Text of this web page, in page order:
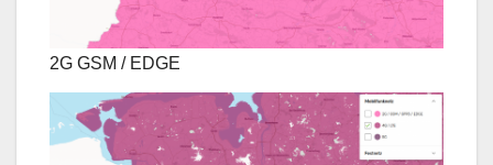
2G GSM / EDGE